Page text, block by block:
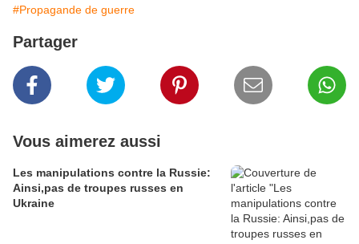
#Propagande de guerre
Partager
Vous aimerez aussi
Les manipulations contre la Russie:
Ainsi,pas de troupes russes en
Ukraine